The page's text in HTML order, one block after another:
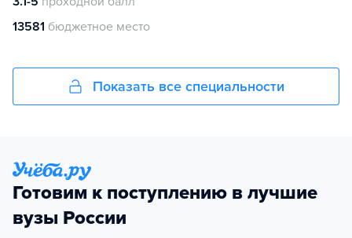
13581 бюджетное место
Показать все специальности
Готовим к поступлению в лучшие
вузы России